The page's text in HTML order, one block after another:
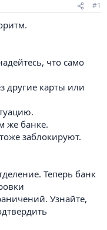
#1
что само
другие карты или
же банке.
заблокируют.
Теперь банк
Узнайте,